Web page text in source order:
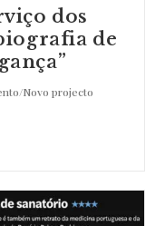
dos
de
/Novo projecto